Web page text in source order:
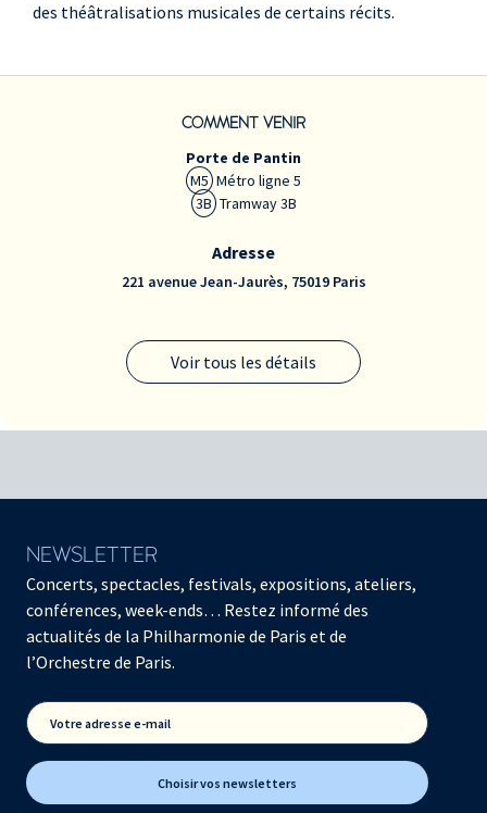
des théâtralisations musicales de certains récits.
COMMENT VENIR
Voir tous les détails
Porte de Pantin
M5 Métro ligne 5
3B Tramway 3B
Adresse
221 avenue Jean-Jaurès, 75019 Paris
NEWSLETTER
Concerts, spectacles, festivals, expositions, ateliers,
conférences, week-ends… Restez informé des
actualités de la Philharmonie de Paris et de
l’Orchestre de Paris.
Votre adresse e-mail
Choisir vos newsletters